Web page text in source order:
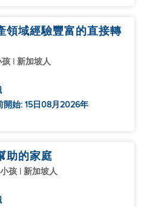
領域經驗豐富的直接轉
| 新加坡人
開始: 15日08月2026年
助的家庭
孩 | 新加坡人